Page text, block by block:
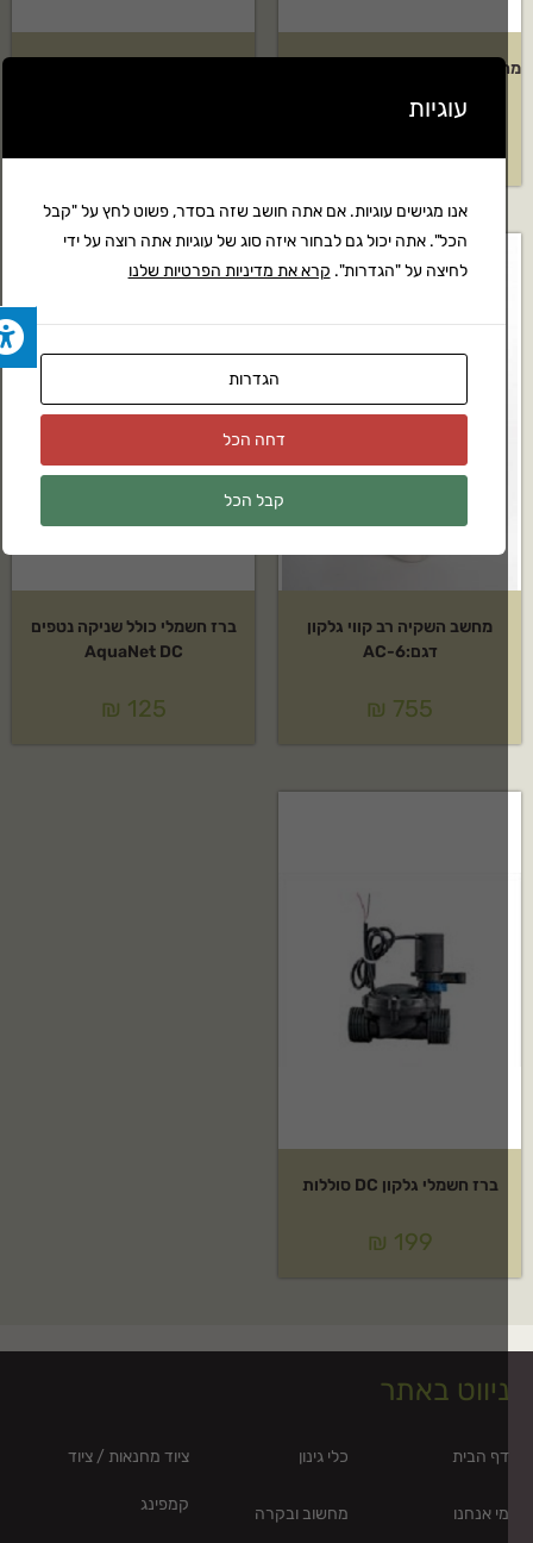
מחשב השקיה רב קווי גלקון
דגם:AC-6
₪755
חסר במלאי
ברז חשמלי כולל שניקה נטפים
AquaNet DC
₪125
ברז חשמלי גלקון DC סוללות
₪199
ניווט באתר
דף הבית
מי אנחנו
כלי גינון
מחשוב ובקרה
ציוד מחנאות / ציוד
קמפינג
עוגיות
אנו מגישים עוגיות. אם אתה חושב שזה בסדר, פשוט לחץ על "קבל
הכל". אתה יכול גם לבחור איזה סוג של עוגיות אתה רוצה על ידי
לחיצה על "הגדרות".קרא את מדיניות הפרטיות שלנו
הגדרות
דחה הכל
קבל הכל